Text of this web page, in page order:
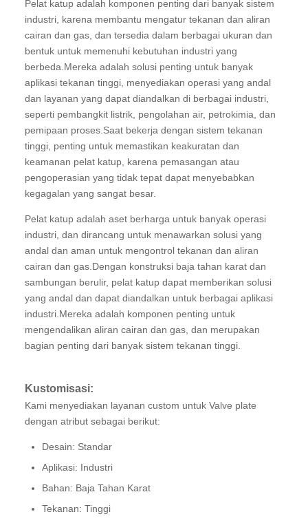
Pelat katup adalah komponen penting dari banyak sistem
industri, karena membantu mengatur tekanan dan aliran
cairan dan gas, dan tersedia dalam berbagai ukuran dan
bentuk untuk memenuhi kebutuhan industri yang
berbeda.Mereka adalah solusi penting untuk banyak
aplikasi tekanan tinggi, menyediakan operasi yang andal
dan layanan yang dapat diandalkan di berbagai industri,
seperti pembangkit listrik, pengolahan air, petrokimia, dan
pemipaan proses.Saat bekerja dengan sistem tekanan
tinggi, penting untuk memastikan keakuratan dan
keamanan pelat katup, karena pemasangan atau
pengoperasian yang tidak tepat dapat menyebabkan
kegagalan yang sangat besar.
Pelat katup adalah aset berharga untuk banyak operasi
industri, dan dirancang untuk menawarkan solusi yang
andal dan aman untuk mengontrol tekanan dan aliran
cairan dan gas.Dengan konstruksi baja tahan karat dan
sambungan berulir, pelat katup dapat memberikan solusi
yang andal dan dapat diandalkan untuk berbagai aplikasi
industri.Mereka adalah komponen penting untuk
mengendalikan aliran cairan dan gas, dan merupakan
bagian penting dari banyak sistem tekanan tinggi.
Kustomisasi:
Kami menyediakan layanan custom untuk Valve plate
dengan atribut sebagai berikut:
Desain: Standar
Aplikasi: Industri
Bahan: Baja Tahan Karat
Tekanan: Tinggi